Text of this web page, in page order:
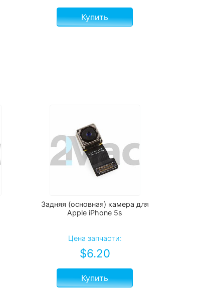
Купить
Задняя (основная) камера для
Apple iPhone 5s
Цена запчасти:
$6.20
Купить